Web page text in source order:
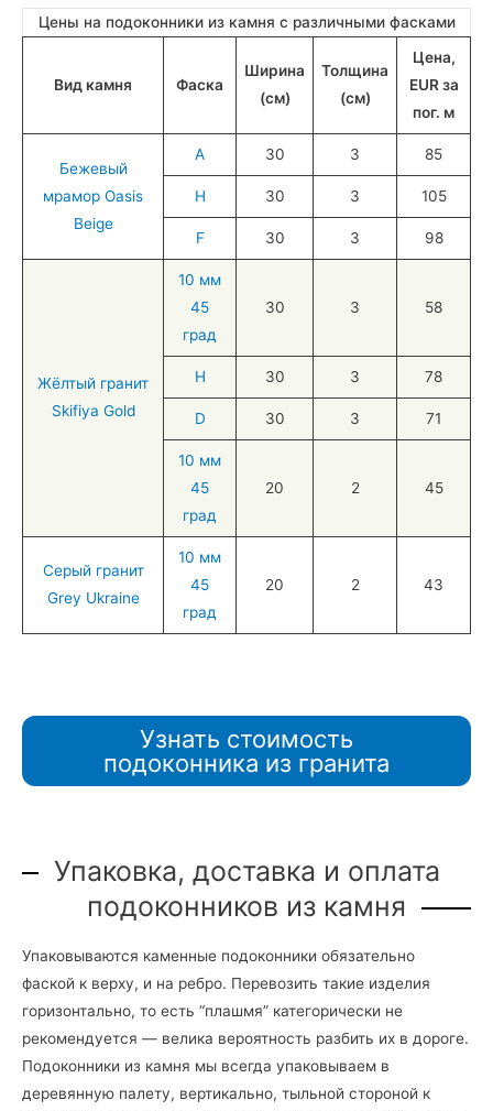
Цены на подоконники из камня с различными фасками
Вид камня Фаска
Ширина
(см)
Толщина
(см)
Цена,
EUR за
пог. м
Бежевый
мрамор Oasis
Beige
А 30 3 85
H 30 3 105
F 30 3 98
Жёлтый гранит
Skifiya Gold
10 мм
45
град
30 3 58
H 30 3 78
D 30 3 71
10 мм
45
град
20 2 45
Серый гранит
Grey Ukraine
10 мм
45
град
20 2 43
Узнать стоимость
подоконника из гранита
Упаковка, доставка и оплата
подоконников из камня
Упаковываются каменные подоконники обязательно
фаской к верху, и на ребро. Перевозить такие изделия
горизонтально, то есть “плашмя” категорически не
рекомендуется — велика вероятность разбить их в дороге.
Подоконники из камня мы всегда упаковываем в
деревянную палету, вертикально, тыльной стороной к